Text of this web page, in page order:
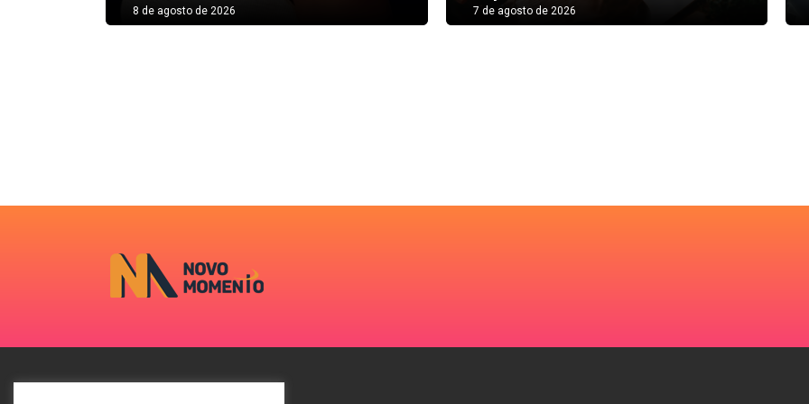
8 de agosto de 2026 7 de agosto de 2026